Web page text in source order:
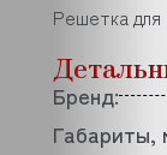
Решетка для
Бренд:
Габариты,